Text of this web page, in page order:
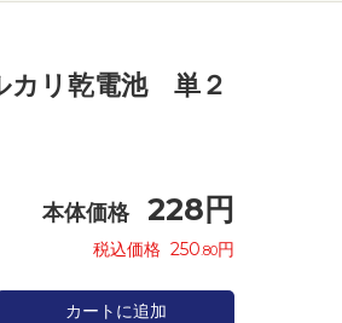
カリ乾電池 単２
本体価格 228 円
税込価格 250.80円
カートに追加